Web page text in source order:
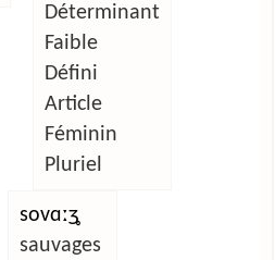
Déterminant
Faible
Défini
Article
Féminin
Pluriel
sovɑːʒ̥
sauvages